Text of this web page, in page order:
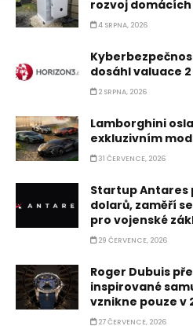
rozvoj
4 SRPNA, 2026
dosáhl valuace
2 SRPNA, 2026
Lamborghini
exkluzivním
31 ČERVENCE, 2026
Startup Antares
dolarů, zaměří
pro vojenské
29 ČERVENCE, 2026
Roger Dubuis
inspirované
vznikne pouze v
27 ČERVENCE, 2026